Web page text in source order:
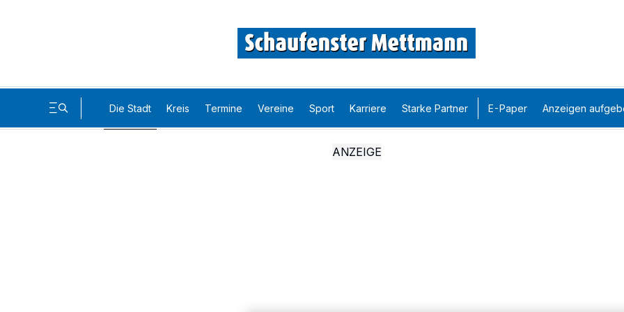
Die Stadt Kreis Termine Vereine Sport Karriere Starke Partner E-Paper Anzeigen